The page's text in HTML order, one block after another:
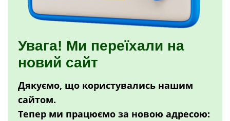
Увага! Ми переїхали на
новий сайт
Дякуємо, що користувались нашим
сайтом.
Тепер ми працюємо за новою адресою: